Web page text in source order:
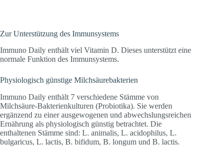
Zur Unterstützung des Immunsystems
Immuno Daily enthält viel Vitamin D. Dieses unterstützt eine
normale Funktion des Immunsystems.
Physiologisch günstige Milchsäurebakterien
Immuno Daily enthält 7 verschiedene Stämme von
Milchsäure-Bakterienkulturen (Probiotika). Sie werden
ergänzend zu einer ausgewogenen und abwechslungsreichen
Ernährung als physiologisch günstig betrachtet. Die
enthaltenen Stämme sind: L. animalis, L. acidophilus, L.
bulgaricus, L. lactis, B. bifidum, B. longum und B. lactis.